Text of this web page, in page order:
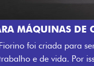
CHAVE COM
Agora, a chave da sua
veículo também à